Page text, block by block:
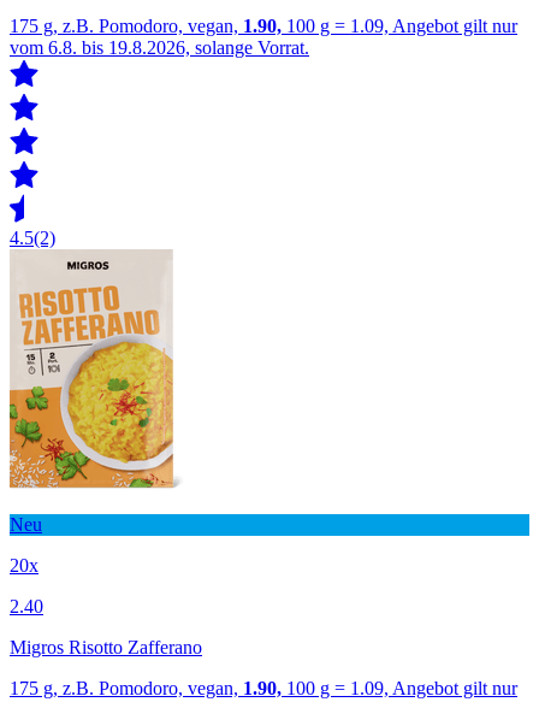
175 g, z.B. Pomodoro, vegan, 1.90, 100 g = 1.09, Angebot gilt nur
vom 6.8. bis 19.8.2026, solange Vorrat.
4.5(2)
Neu
20x
2.40
Migros Risotto Zafferano
175 g, z.B. Pomodoro, vegan, 1.90, 100 g = 1.09, Angebot gilt nur